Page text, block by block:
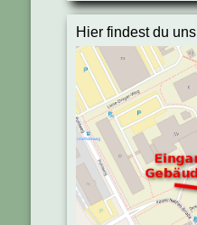
Hier findest du uns